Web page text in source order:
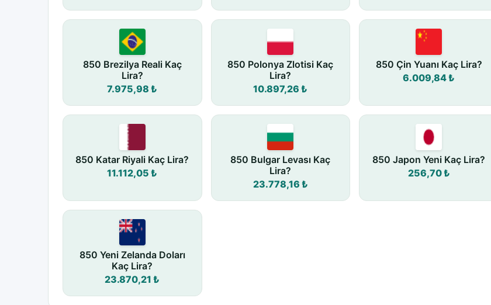
850 Brezilya Reali Kaç
Lira?
7.975,98 ₺
850 Polonya Zlotisi Kaç
Lira?
10.897,26 ₺
850 Çin Yuanı Kaç Lira?
6.009,84 ₺
850 Katar Riyali Kaç Lira?
11.112,05 ₺
850 Bulgar Levası Kaç
Lira?
23.778,16 ₺
850 Japon Yeni Kaç Lira?
256,70 ₺
850 Yeni Zelanda Doları
Kaç Lira?
23.870,21 ₺